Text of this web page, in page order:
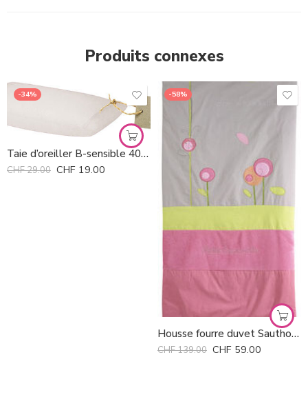
Produits connexes
-34%
Taie d’oreiller B-sensible 40/60 cm *
CHF29.00 CHF 19.00
-58%
Housse fourre duvet Sauthon *
CHF139.00 CHF 59.00